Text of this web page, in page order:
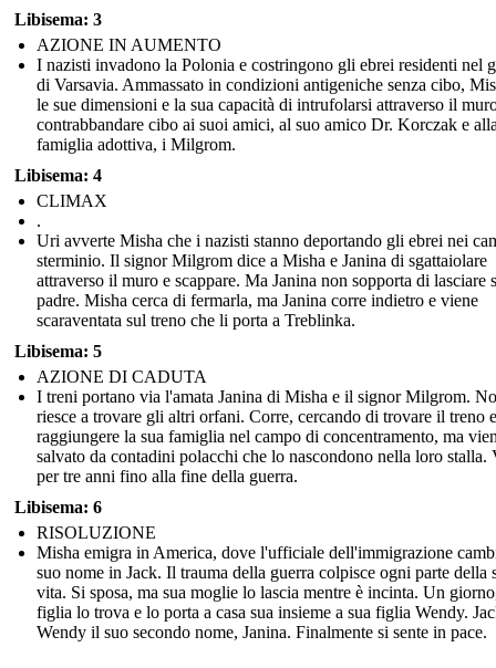
Libisema: 3
AZIONE IN AUMENTO
I nazisti invadono la Polonia e costringono gli ebrei residenti nel
di Varsavia. Ammassato in condizioni antigeniche senza cibo,
le sue dimensioni e la sua capacità di intrufolarsi attraverso il
contrabbandare cibo ai suoi amici, al suo amico Dr. Korczak e
famiglia adottiva, i Milgrom.
Libisema: 4
CLIMAX
.
Uri avverte Misha che i nazisti stanno deportando gli ebrei nei
sterminio. Il signor Milgrom dice a Misha e Janina di sgattaiolare
attraverso il muro e scappare. Ma Janina non sopporta di lasciare
padre. Misha cerca di fermarla, ma Janina corre indietro e viene
scaraventata sul treno che li porta a Treblinka.
Libisema: 5
AZIONE DI CADUTA
I treni portano via l'amata Janina di Misha e il signor Milgrom.
riesce a trovare gli altri orfani. Corre, cercando di trovare il treno e
raggiungere la sua famiglia nel campo di concentramento, ma
salvato da contadini polacchi che lo nascondono nella loro stalla.
per tre anni fino alla fine della guerra.
Libisema: 6
RISOLUZIONE
Misha emigra in America, dove l'ufficiale dell'immigrazione
suo nome in Jack. Il trauma della guerra colpisce ogni parte della
vita. Si sposa, ma sua moglie lo lascia mentre è incinta. Un
figlia lo trova e lo porta a casa sua insieme a sua figlia Wendy.
Wendy il suo secondo nome, Janina. Finalmente si sente in pace.